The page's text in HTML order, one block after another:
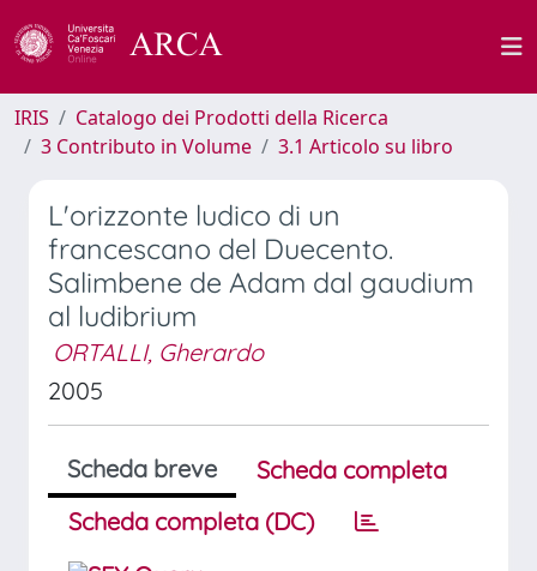
IRIS
Catalogo dei Prodotti della Ricerca
3 Contributo in Volume
3.1 Articolo su libro
L'orizzonte ludico di un
francescano del Duecento.
Salimbene de Adam dal gaudium
al ludibrium
ORTALLI, Gherardo
2005
Scheda breve
Scheda completa
Scheda completa (DC)